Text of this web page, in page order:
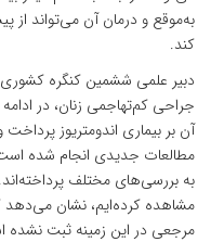
به‌موقع و درمان آن می‌تواند از
کند.
دبیر علمی ششمین کنگره کشوری
جراحی کم‌تهاجمی زنان، در
آن بر بیماری اندومتریوز
مطالعات جدیدی انجام شده
به بررسی‌های مختلف
مشاهده کرده‌ایم، نشان می‌دهد
مرجعی در این زمینه ثبت